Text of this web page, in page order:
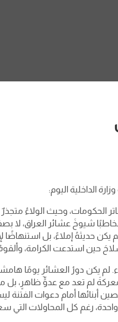
الداخلية اليوم:
الحكومات، وحيث الولاءُ
شيوخَ عشائر العراق، لا
حديثهُ إملاءً، بل استنهاضًا
حين استدعت الكرامة،
لم يكن دورُ العشائرِ يومًا
لم تعد مع عدوٍّ ظاهرٍ، بل
أبنائها أمام دعوات الفتنة
رغم كل المحاولات التي